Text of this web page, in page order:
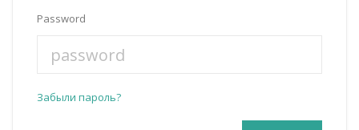
Password
Забыли пароль?